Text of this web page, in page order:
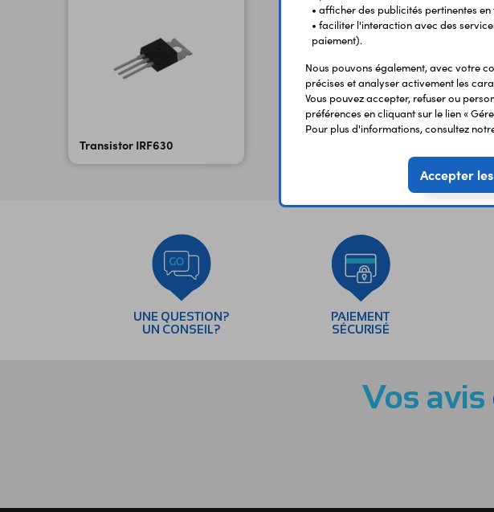
Transistor IRF630
UNE QUESTION?
UN CONSEIL?
PAIEMENT
SÉCURISÉ
Vos avis
• afficher des publicités pertinentes
• faciliter l'interaction avec des
paiement).
Nous pouvons également, avec votre
précises et analyser activement les
Vous pouvez accepter, refuser ou
préférences en cliquant sur le lien «
Pour plus d'informations, consultez
Accepter